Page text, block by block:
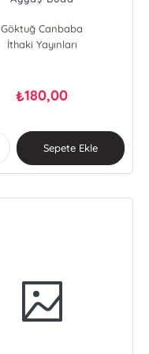
Göktuğ Canbaba
İthaki Yayınları
₺180,00
Sepete Ekle